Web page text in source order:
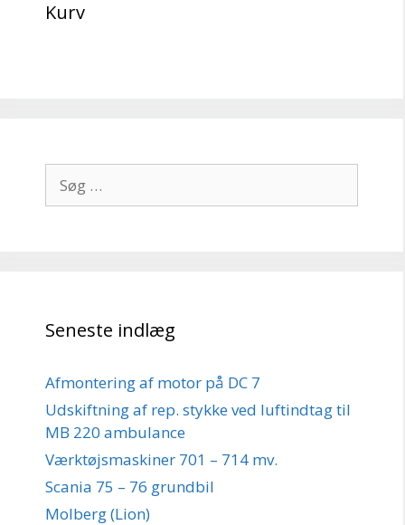
Kurv
efter:
Seneste indlæg
Afmontering af motor på DC 7
Udskiftning af rep. stykke ved luftindtag til
MB 220 ambulance
Værktøjsmaskiner 701 – 714 mv.
Scania 75 – 76 grundbil
Molberg (Lion)